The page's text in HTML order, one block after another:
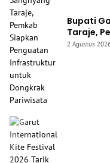
Bupati
Taraje,
2 Agustus